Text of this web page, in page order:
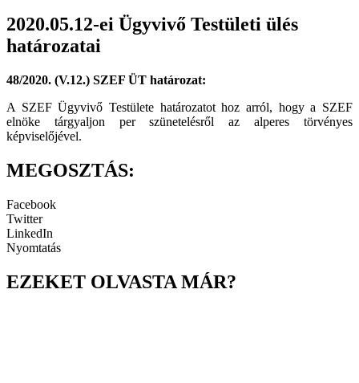
2020.05.12-ei Ügyvivő Testületi ülés
határozatai
48/2020. (V.12.) SZEF ÜT határozat:
A SZEF Ügyvivő Testülete határozatot hoz arról, hogy a SZEF
elnöke tárgyaljon per szünetelésről az alperes törvényes
képviselőjével.
MEGOSZTÁS:
Facebook
Twitter
LinkedIn
Nyomtatás
EZEKET OLVASTA MÁR?